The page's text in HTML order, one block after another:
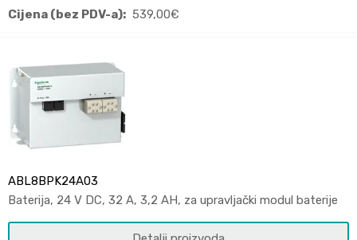
Cijena (bez PDV-a): 539,00€
ABL8BPK24A03
Baterija, 24 V DC, 32 A, 3,2 AH, za upravljački modul baterije